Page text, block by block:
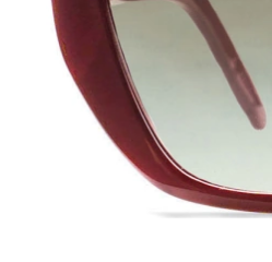
Brillenbreite
42 mm
Glashöhe